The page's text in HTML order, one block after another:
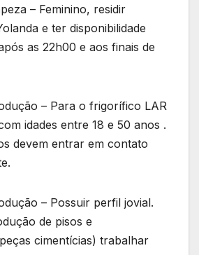
– Feminino, residir
e ter disponibilidade
as 22h00 e aos finais de
– Para o frigorífico LAR
idades entre 18 e 50 anos .
devem entrar em contato
– Possuir perfil jovial.
de pisos e
cimentícias) trabalhar